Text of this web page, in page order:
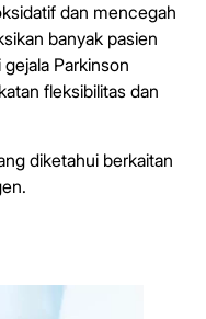
dan mencegah
banyak pasien
Parkinson
fleksibilitas dan
diketahui berkaitan
.